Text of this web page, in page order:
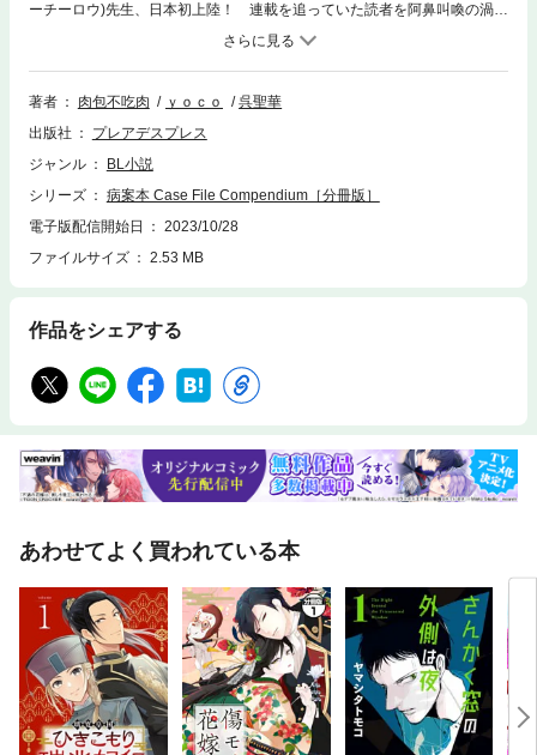
ーチーロウ)先生、日本初上陸！ 連載を追っていた読者を阿鼻叫喚の渦に
巻き込んだ、陰謀うずまくスペクタルサスペンスBLが早くも邦訳化！！
巨大製薬会社の御曹司である１９歳の賀予(ハーユー)は、世界に４人しか
患者がいない特殊な精神病を患っている。 彼が幼少の頃、賀予専属の医師
として賀家に雇われていたのは１３歳年上の謝清呈(シエチンチョン)。謝
知り、賀予は中国に戻り、滬州大学に入学した。 ３２歳になった謝清呈と
は顔を合わせたくなかった賀予だが、謝雪の寮で数年ぶりの再会を果た
としての関係性を意識していく。新たな事件に巻き込まれる二人だった
が、1９年前の謝兄妹の両親の交通事故死の真相に迫り……。
著者 肉包不吃肉 ｙｏｃｏ
呉聖華
出版社
プレアデスプレス
ジャンル
BL小説
シリーズ
病案本 Case File Compendium［分冊版］
電子版配信開始日
2023/10/28
ファイルサイズ
2.53 MB
作品をシェアする
あわせてよく買われている本